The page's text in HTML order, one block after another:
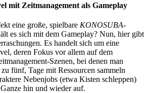
mit Zeitmanagement als Gameplay
eine große, spielbare KONOSUBA-
es sich mit dem Gameplay? Nun, hier gibt
Es handelt sich um eine
deren Fokus vor allem auf dem
Szenen, bei denen man
fünf, Tage mit Ressourcen sammeln
Nebenjobs (etwa Kisten schleppen)
hin und wieder auf.